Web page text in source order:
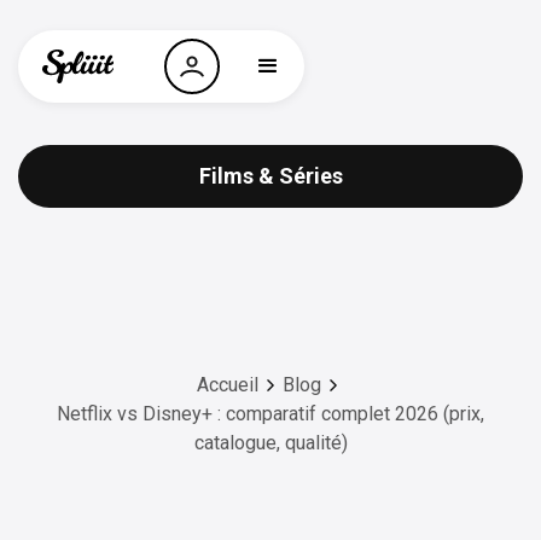
Films & Séries
Accueil
Blog
Netflix vs Disney+ : comparatif complet 2026 (prix,
catalogue, qualité)